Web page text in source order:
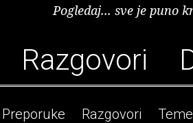
Pogledaj... sve je puno
Razgovori
Preporuke Razgovori Teme